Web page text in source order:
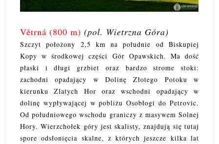
Větrná (800 m) (pol. Wietrzna Góra)
Szczyt położony 2,5 km na południe od Biskupiej
Kopy w środkowej części Gór Opawskich. Ma dość
płaski i długi grzbiet oraz bardzo strome stoki:
zachodni opadający w Dolinę Złotego Potoku w
kierunku Zlatych Hor oraz wschodni opadający w
dolinę wypływającej w pobliżu Osobłogi do Petrovic.
Od południowego wschodu graniczy z masywem Solnej
Hory. Wierzchołek góry jest skalisty, znajdują się tutaj
spore odsłonięcia skalne, z których jeszcze kilka lat